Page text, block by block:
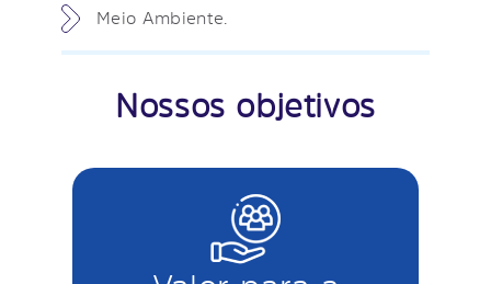
Meio Ambiente.
Nossos objetivos